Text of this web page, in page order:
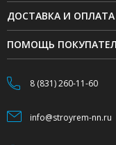
ДОСТАВКА И ОПЛАТА
ПОМОЩЬ
8 (831) 260-11-60
info@stroyrem-nn.ru